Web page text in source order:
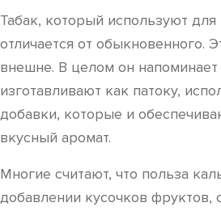
Табак, который используют для
отличается от обыкновенного.
внешне. В целом он
изготавливают как патоку,
добавки, которые и
вкусный аромат.
Многие считают, что польза
добавлении кусочков фруктов,